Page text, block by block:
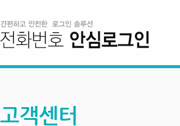
고객센터